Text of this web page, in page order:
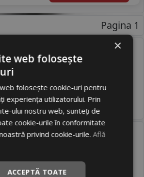
Pagina 1
anvelope:
65 R15
225/45 R17
70 R14
225/70 R16
65 R16C Mai multe
CONTINENTAL
×
web folosește
folosește cookie-uri pentru
experiența utilizatorului. Prin
ului nostru web, sunteți de
cookie-urile în conformitate
privind cookie-urile.Află
ACCEPTĂ TOATE